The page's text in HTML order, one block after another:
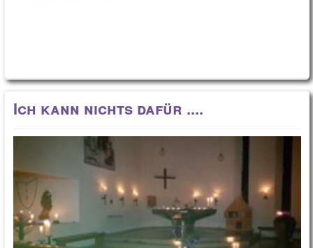
Ich kann nichts dafür ....